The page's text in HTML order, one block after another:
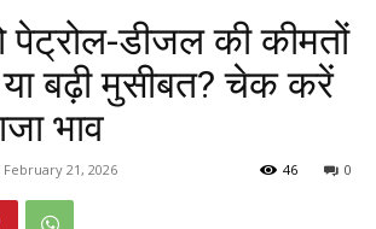
पेट्रोल-डीजल की कीमतों
या बढ़ी मुसीबत? चेक करें
भाव
February 21, 2026 0
46